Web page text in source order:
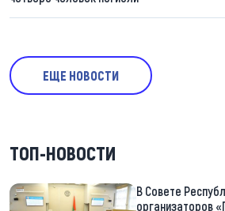
ЕЩЕ НОВОСТИ
ТОП-НОВОСТИ
В Совете
организаторов